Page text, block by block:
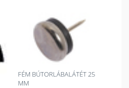
FÉM BÚTORLÁBALÁTÉT 25
MM